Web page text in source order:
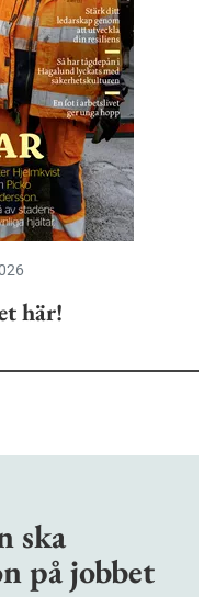
här!
ska
på jobbet